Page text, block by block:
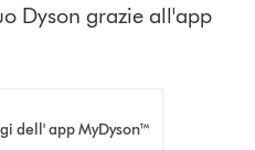
Dyson grazie all'app
dell' app MyDyson™